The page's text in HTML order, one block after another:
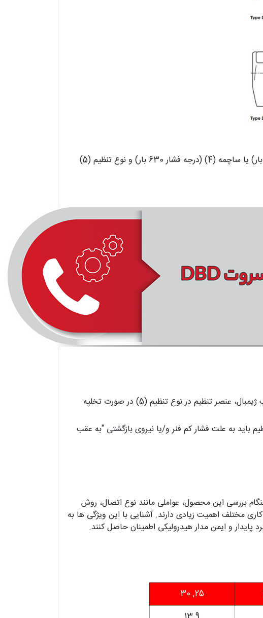
شیر فشار شکن رکسروت DBD اصولاً از آستر (1)، فنر (2)، پاپت با پیستون جاذب (3) (درجه فشار 25 الی 400 بار) یا ساچمه (4) (درجه فشار 630 بار) و نوع تنظیم (5)
نوع تنظیم شیر DBD (5) به گونه ای طراحی شده است که نمی تواند از دسترس خارج شود. به دلیل نصب ژیمبال، عنصر تنظیم در نوع تنظیم (5) در صورت تخلیه
عنصر تنظیم باید به علت فشار کم فنر و/یا نیروی بازگشتی "به عقب
بررسی این محصول، عواملی مانند نوع اتصال، روش
مختلف اهمیت زیادی دارند. آشنایی با این ویژگی ها به
و ایمن مدار هیدرولیکی اطمینان حاصل کنند.
25, 30